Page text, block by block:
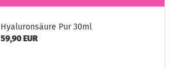
Hyaluronsäure Pur 30ml
59,90 EUR